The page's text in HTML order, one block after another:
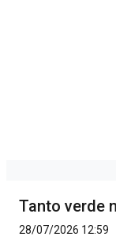
Tanto verde
28/07/2026 12:59